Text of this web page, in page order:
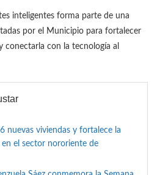
inteligentes forma parte de una
por el Municipio para fortalecer
conectarla con la tecnología al
nuevas viviendas y fortalece la
el sector nororiente de